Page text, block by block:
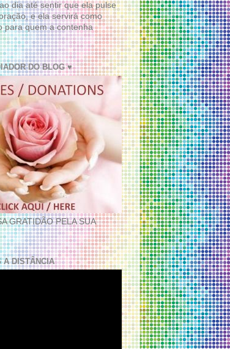
dia até sentir que ela pulse
e ela servirá como
para quem a contenha
DO BLOG ♥
GRATIDÃO PELA SUA
A DISTÂNCIA